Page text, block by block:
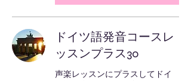
ドイツ語発音コースレ
ッスンプラス30
声楽レッスンにプラスしてドイ